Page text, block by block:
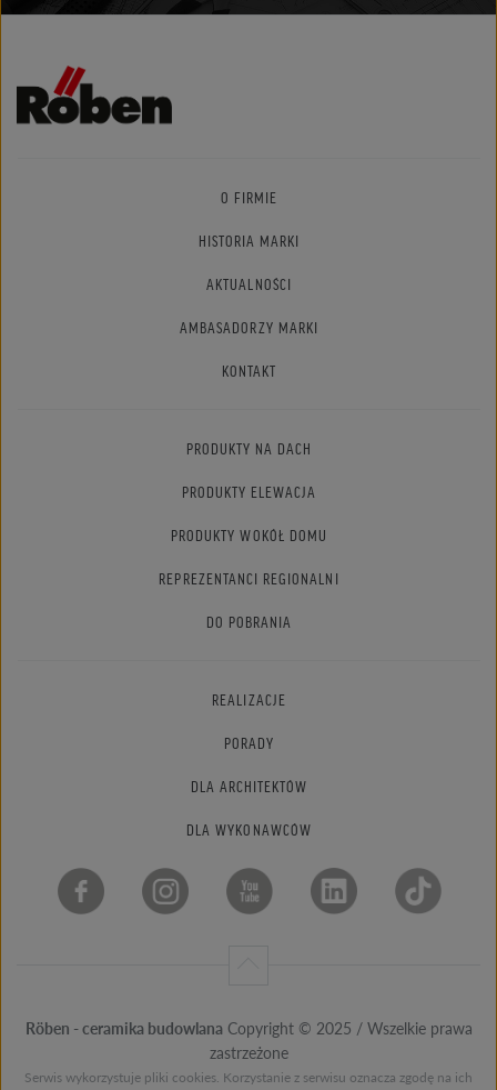
O FIRMIE
HISTORIA MARKI
AKTUALNOŚCI
AMBASADORZY MARKI
KONTAKT
PRODUKTY NA DACH
PRODUKTY ELEWACJA
PRODUKTY WOKÓŁ DOMU
REPREZENTANCI REGIONALNI
DO POBRANIA
REALIZACJE
PORADY
DLA ARCHITEKTÓW
DLA WYKONAWCÓW
Röben - ceramika budowlana Copyright © 2025 / Wszelkie prawa
zastrzeżone
Serwis wykorzystuje pliki cookies. Korzystanie z serwisu oznacza zgodę na ich